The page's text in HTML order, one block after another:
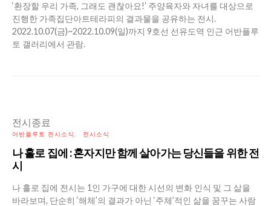
‘환장할 우리 가족, 그래도 괜찮아요!’ 주양육자와 자녀를 대상으로
진행한 가족집단아트테라피의 결과물을 공유하는 전시.
2022.10.07(금)~2022.10.09(일)까지 9호선 선유도역 인근 어반플루
토 갤러리에서 관람.
전시종료
어반플루토 전시소식 전시소식
나 홀로 집에 : 혼자지만 함께 살아가는 당신들을 위한 전
시
나 홀로 집에 전시는 1인 가구에 대한 시선의 변화 인식 및 그 삶을
바라보며, 단순히 ‘해체’의 결과가 아닌 ‘주체’적인 삶을 꿈꾸는 사람